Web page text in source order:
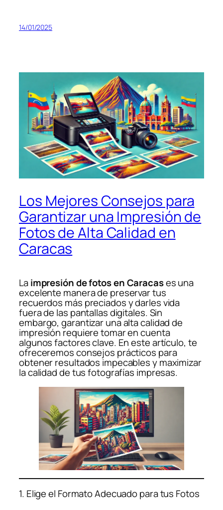
14/01/2025
Los Mejores Consejos para
Garantizar una Impresión de
Fotos de Alta Calidad en
Caracas
Laimpresión de fotos en Caracases una
excelente manera de preservar tus
recuerdos más preciados y darles vida
fuera de las pantallas digitales. Sin
embargo, garantizar una alta calidad de
impresión requiere tomar en cuenta
algunos factores clave. En este artículo, te
ofreceremos consejos prácticos para
obtener resultados impecables y maximizar
la calidad de tus fotografías impresas.
1. Elige el Formato Adecuado para tus Fotos